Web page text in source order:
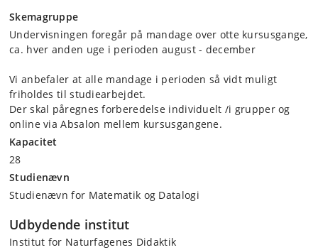
Skemagruppe
Undervisningen foregår på mandage over otte kursusgange,
ca. hver anden uge i perioden august - december
Vi anbefaler at alle mandage i perioden så vidt muligt
friholdes til studiearbejdet.
Der skal påregnes forberedelse individuelt /i grupper og
online via Absalon mellem kursusgangene.
Kapacitet
28
Studienævn
Studienævn for Matematik og Datalogi
Udbydende institut
Institut for Naturfagenes Didaktik